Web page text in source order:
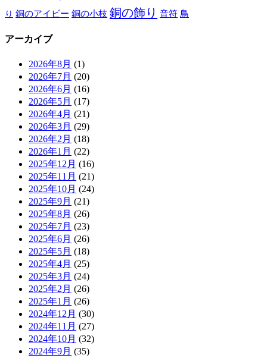
り 銅のアイビー 銅の小枝 銅の飾り 音符 鳥
アーカイブ
2026年8月 (1)
2026年7月 (20)
2026年6月 (16)
2026年5月 (17)
2026年4月 (21)
2026年3月 (29)
2026年2月 (18)
2026年1月 (22)
2025年12月 (16)
2025年11月 (21)
2025年10月 (24)
2025年9月 (21)
2025年8月 (26)
2025年7月 (23)
2025年6月 (26)
2025年5月 (18)
2025年4月 (25)
2025年3月 (24)
2025年2月 (26)
2025年1月 (26)
2024年12月 (30)
2024年11月 (27)
2024年10月 (32)
2024年9月 (35)